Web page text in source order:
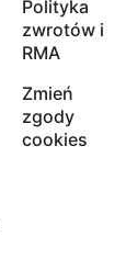
Polityka
zwrotów i
RMA
Zmień
zgody
cookies